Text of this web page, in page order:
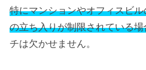
特にマンションやオフィスビ
の立ち入りが制限されている
チは欠かせません。